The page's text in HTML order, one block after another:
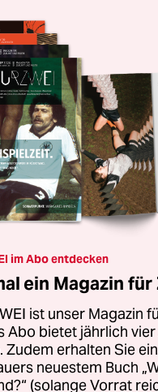
im Abo entdecken
ein Magazin
ist unser Magazin
Abo bietet jährlich
Zudem erhalten Sie
neuestem Buch
(solange Vorrat